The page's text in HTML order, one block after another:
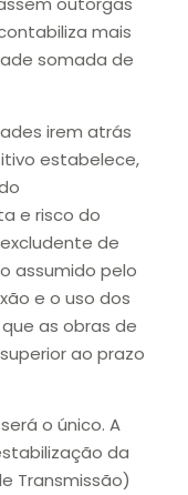
mais
somada de
irem atrás
estabelece,
e risco do
de
assumido pelo
e o uso dos
as obras de
ao prazo
o único. A
da
Transmissão)